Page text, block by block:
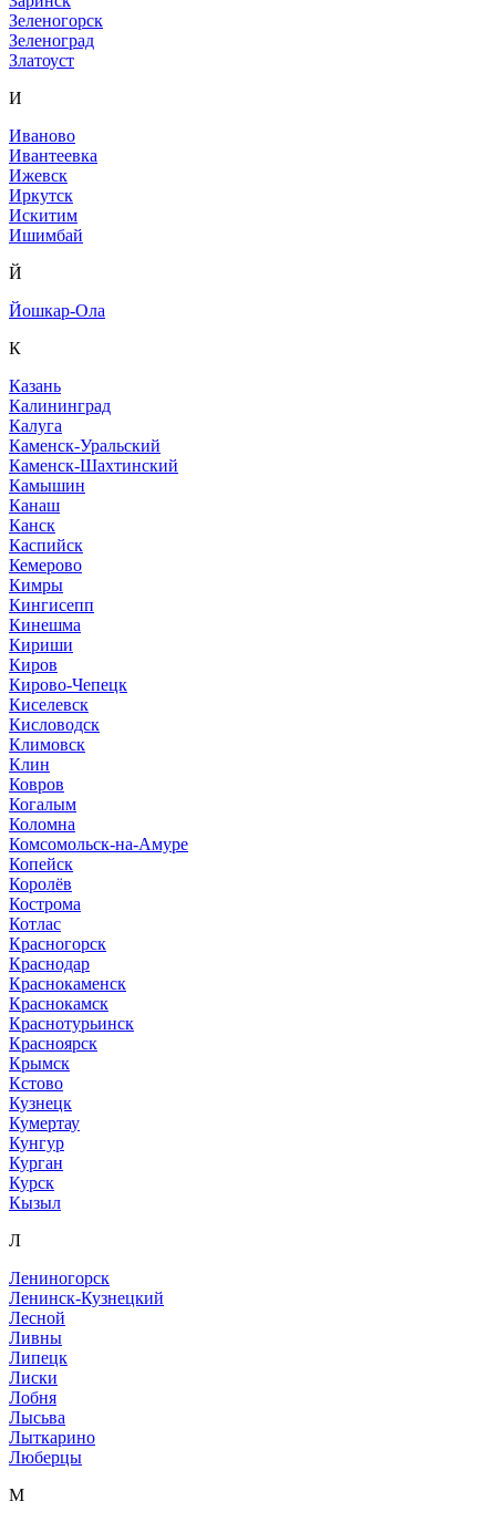
Зеленогорск
Зеленоград
Златоуст
И
Иваново
Ивантеевка
Ижевск
Иркутск
Искитим
Ишимбай
Й
Йошкар-Ола
К
Казань
Калининград
Калуга
Каменск-Уральский
Каменск-Шахтинский
Камышин
Канаш
Канск
Каспийск
Кемерово
Кимры
Кингисепп
Кинешма
Кириши
Киров
Кирово-Чепецк
Киселевск
Кисловодск
Климовск
Клин
Ковров
Когалым
Коломна
Комсомольск-на-Амуре
Копейск
Королёв
Кострома
Котлас
Красногорск
Краснодар
Краснокаменск
Краснокамск
Краснотурьинск
Красноярск
Крымск
Кстово
Кузнецк
Кумертау
Кунгур
Курган
Курск
Кызыл
Л
Лениногорск
Ленинск-Кузнецкий
Лесной
Ливны
Липецк
Лиски
Лобня
Лысьва
Лыткарино
Люберцы
М